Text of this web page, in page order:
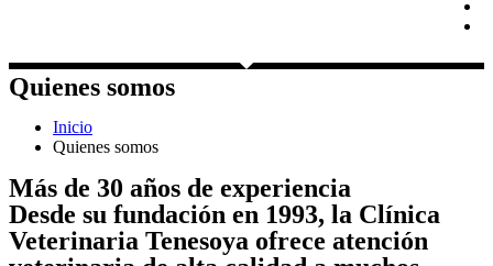
Quienes somos
Inicio
Quienes somos
Más de 30 años de experiencia
Desde su fundación en 1993, la Clínica
Veterinaria Tenesoya ofrece atención